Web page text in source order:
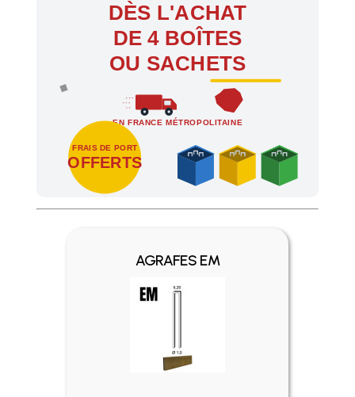
DÈS L'ACHAT
DE 4 BOÎTES
OU SACHETS
EN FRANCE MÉTROPOLITAINE
FRAIS DE PORT
OFFERTS
Profitez des Frais de port offerts en France
AGRAFES EM